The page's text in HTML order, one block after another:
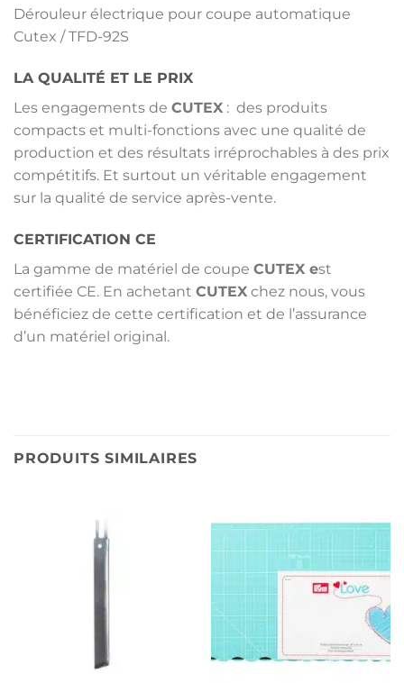
Dérouleur électrique pour coupe automatique
Cutex / TFD-92S
LA QUALITÉ ET LE PRIX
Les engagements de CUTEX : des produits
compacts et multi-fonctions avec une qualité de
production et des résultats irréprochables à des prix
compétitifs. Et surtout un véritable engagement
sur la qualité de service après-vente.
CERTIFICATION CE
La gamme de matériel de coupe CUTEX est
certifiée CE. En achetant CUTEX chez nous, vous
bénéficiez de cette certification et de l’assurance
d’un matériel original.
PRODUITS SIMILAIRES